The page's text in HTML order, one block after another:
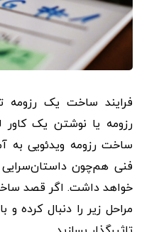
فرایند ساخت یک رزومه
رزومه یا نوشتن یک کاور
ساخت رزومه ویدئویی به
فنی هم‌چون
خواهد داشت. اگر قصد
مراحل زیر را دنبال کرده